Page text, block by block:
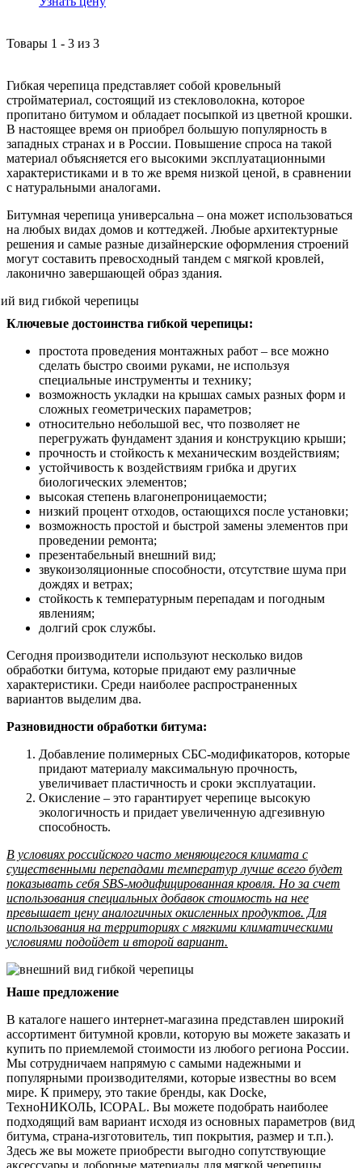
Товары 1 - 3 из 3
Гибкая черепица представляет собой кровельный
стройматериал, состоящий из стекловолокна, которое
пропитано битумом и обладает посыпкой из цветной крошки.
В настоящее время он приобрел большую популярность в
западных странах и в России. Повышение спроса на такой
материал объясняется его высокими эксплуатационными
характеристиками и в то же время низкой ценой, в сравнении
с натуральными аналогами.
Битумная черепица универсальна – она может использоваться
на любых видах домов и коттеджей. Любые архитектурные
решения и самые разные дизайнерские оформления строений
могут составить превосходный тандем с мягкой кровлей,
лаконично завершающей образ здания.
Ключевые достоинства гибкой черепицы:
простота проведения монтажных работ – все можно
сделать быстро своими руками, не используя
специальные инструменты и технику;
возможность укладки на крышах самых разных форм и
сложных геометрических параметров;
относительно небольшой вес, что позволяет не
перегружать фундамент здания и конструкцию крыши;
прочность и стойкость к механическим воздействиям;
устойчивость к воздействиям грибка и других
биологических элементов;
высокая степень влагонепроницаемости;
низкий процент отходов, остающихся после установки;
возможность простой и быстрой замены элементов при
проведении ремонта;
презентабельный внешний вид;
звукоизоляционные способности, отсутствие шума при
дождях и ветрах;
стойкость к температурным перепадам и погодным
явлениям;
долгий срок службы.
Сегодня производители используют несколько видов
обработки битума, которые придают ему различные
характеристики. Среди наиболее распространенных
вариантов выделим два.
Разновидности обработки битума:
Добавление полимерных СБС-модификаторов, которые
придают материалу максимальную прочность,
увеличивает пластичность и сроки эксплуатации.
Окисление – это гарантирует черепице высокую
экологичность и придает увеличенную адгезивную
способность.
В условиях российского часто меняющегося климата с
существенными перепадами температур лучше всего будет
показывать себя SBS-модифицированная кровля. Но за счет
использования специальных добавок стоимость на нее
превышает цену аналогичных окисленных продуктов. Для
использования на территориях с мягкими климатическими
условиями подойдет и второй вариант.
Наше предложение
В каталоге нашего интернет-магазина представлен широкий
ассортимент битумной кровли, которую вы можете заказать и
купить по приемлемой стоимости из любого региона России.
Мы сотрудничаем напрямую с самыми надежными и
популярными производителями, которые известны во всем
мире. К примеру, это такие бренды, как Docke,
ТехноНИКОЛЬ, ICOPAL. Вы можете подобрать наиболее
подходящий вам вариант исходя из основных параметров (вид
битума, страна-изготовитель, тип покрытия, размер и т.п.).
Здесь же вы можете приобрести выгодно сопутствующие
аксессуары и доборные материалы для мягкой черепицы.